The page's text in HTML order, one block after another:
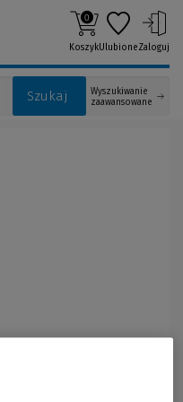
Szukaj
Wyszukiwanie
zaawansowane
0
KoszykUlubioneZaloguj